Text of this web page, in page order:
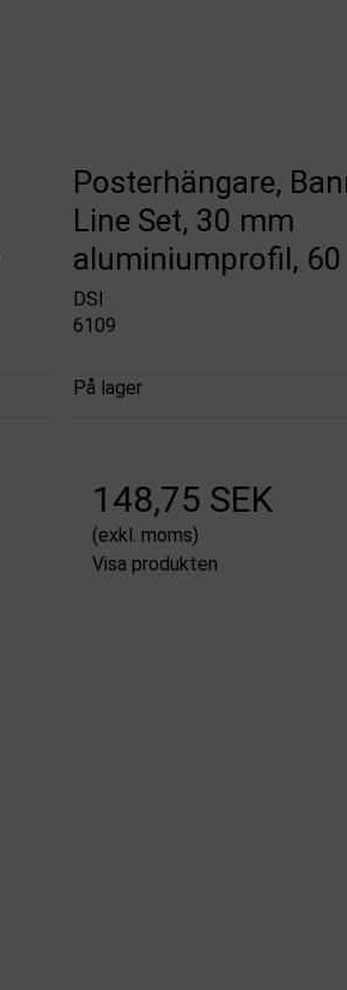
Posterhängare,
Line Set, 30 mm
aluminiumprofil,
DSI
6109
På lager
148,75 SEK
(exkl. moms)
Visa produkten